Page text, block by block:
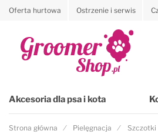
Oferta hurtowa Ostrzenie i serwis
Akcesoria dla psa i kota
Strona główna Pielęgnacja Szczotki